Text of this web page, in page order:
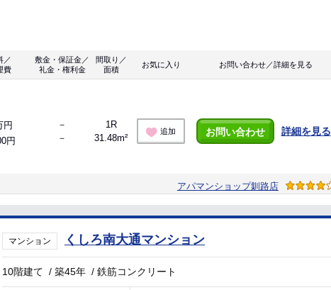
／
費
敷金・保証金／
礼金・権利金
間取り／
面積
お気に入り お問い合わせ／詳細を見る
円
円
－
－
1R
31.48m²
追加 お問い合わせ 詳細を見る
アパマンショップ釧路店
マンション くしろ南大通マンション
10階建て /築45年 /鉄筋コンクリート